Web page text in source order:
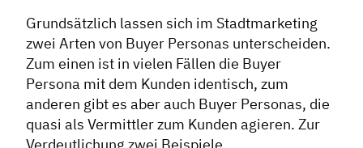
Grundsätzlich lassen sich im Stadtmarketing
zwei Arten von Buyer Personas unterscheiden.
Zum einen ist in vielen Fällen die Buyer
Persona mit dem Kunden identisch, zum
anderen gibt es aber auch Buyer Personas, die
quasi als Vermittler zum Kunden agieren. Zur